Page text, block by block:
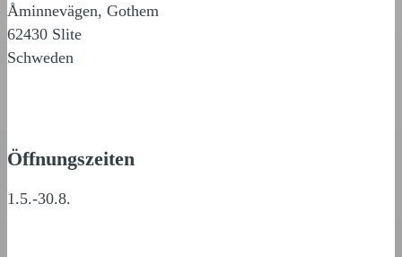
Åminnevägen, Gothem
62430 Slite
Schweden
Öffnungszeiten
1.5.-30.8.